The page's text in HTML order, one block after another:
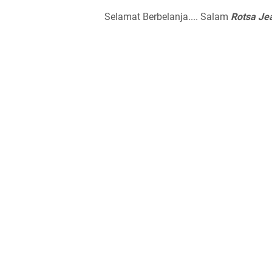
Selamat Berbelanja.... Salam Rotsa